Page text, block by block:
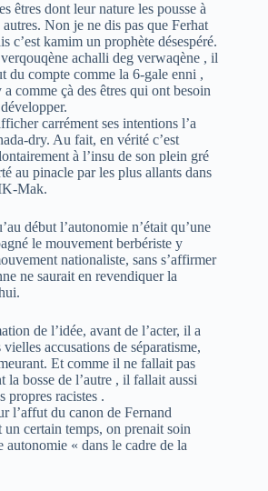
êtres dont leur nature les pousse à
Non je ne dis pas que Ferhat
c’est kamim un prophète désespéré.
achalli deg verwaqène , il
du compte comme la 6-gale enni ,
comme çà des êtres qui ont besoin
carrément ses intentions l’a
dry. Au fait, en vérité c’est
à l’insu de son plein gré
au pinacle par les plus allants dans
Mak.
début l’autonomie n’était qu’une
le mouvement berbériste y
nationaliste, sans s’affirmer
ne saurait en revendiquer la
de l’idée, avant de l’acter, il a
accusations de séparatisme,
Et comme il ne fallait pas
la bosse de l’autre , il fallait aussi
propres racistes .
l’affut du canon de Fernand
un certain temps, on prenait soin
autonomie « dans le cadre de la